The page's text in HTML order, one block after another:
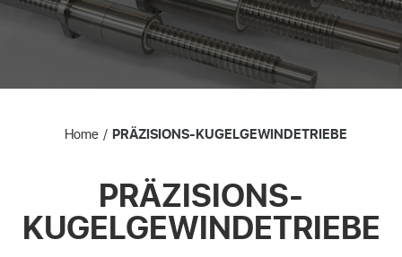
Home PRÄZISIONS-KUGELGEWINDETRIEBE
PRÄZISIONS-
KUGELGEWINDETRIEBE